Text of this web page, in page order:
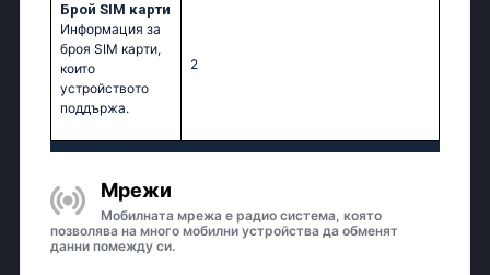
Брой SIM карти
Информация за
броя SIM карти,
които
устройството
поддържа.
2
Мрежи
Мобилната мрежа е радио система, която
позволява на много мобилни устройства да обменят
данни помежду си.